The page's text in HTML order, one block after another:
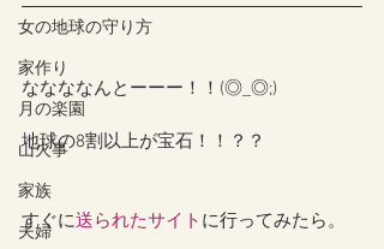
女の地球の守り方
家作り
月の楽園
山火事
家族
夫婦
ななななんとーーー！！(◎_◎;)
地球の8割以上が宝石！！？？
すぐに送られたサイト に行ってみたら。